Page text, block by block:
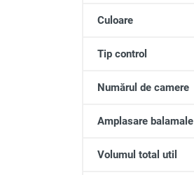
Culoare
Tip control
Numărul de camere
Amplasare balamale
Volumul total util